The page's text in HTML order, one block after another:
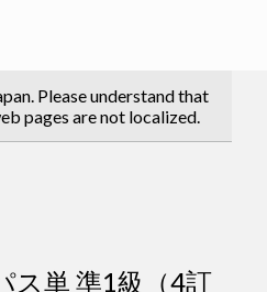
Please understand that
pages are not localized.
ス単 準1級（4訂